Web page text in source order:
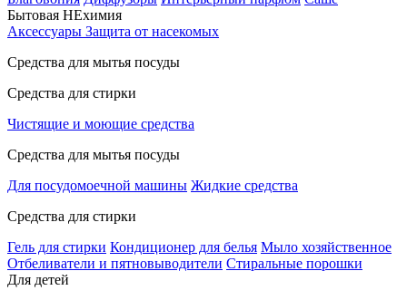
Бытовая НЕхимия
Аксессуары Защита от насекомых
Средства для мытья посуды
Средства для стирки
Чистящие и моющие средства
Средства для мытья посуды
Для посудомоечной машины Жидкие средства
Средства для стирки
Гель для стирки Кондиционер для белья Мыло хозяйственное
Отбеливатели и пятновыводители Стиральные порошки
Для детей